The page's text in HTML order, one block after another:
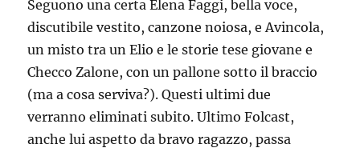
Seguono una certa Elena Faggi, bella voce,
discutibile vestito, canzone noiosa, e Avincola,
un misto tra un Elio e le storie tese giovane e
Checco Zalone, con un pallone sotto il braccio
(ma a cosa serviva?). Questi ultimi due
verranno eliminati subito. Ultimo Folcast,
anche lui aspetto da bravo ragazzo, passa